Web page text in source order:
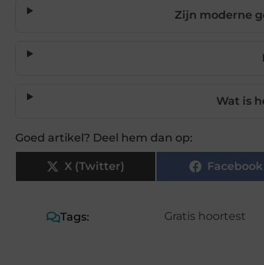
Zijn moderne
Wat is
Goed artikel? Deel hem dan op:
X (Twitter) Facebook
Tags: Gratis hoortest